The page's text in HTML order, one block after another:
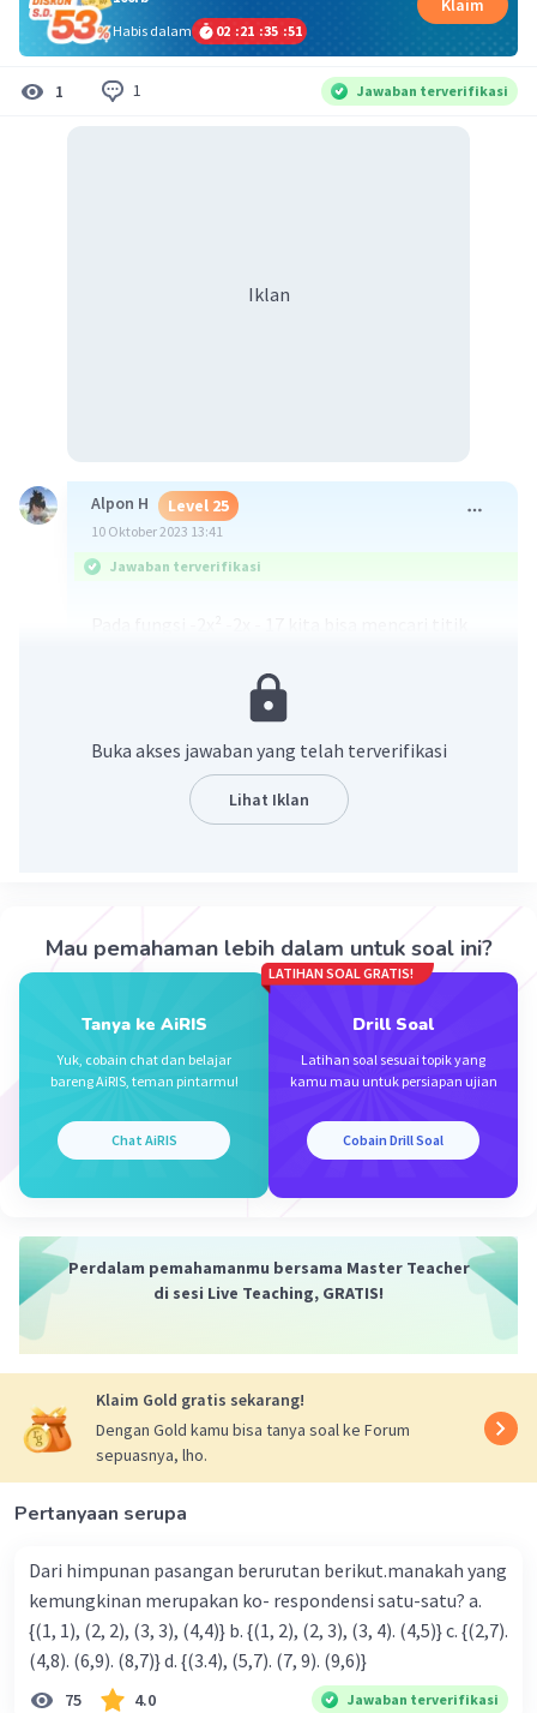
Habis dalam
02 :21 :35 :50
Klaim
1 1 Jawaban terverifikasi
Iklan
Alpon H Level 25
10 Oktober 2023 13:41
Jawaban terverifikasi
akar akar nya (x1 + x2) kemudian kita bagi dengan
dua, alias bisa kita ubah -b/a (-b/a) = x1 +x2 baru
kita bagi 2 jadi -b/2a. Maka menjadi -(-2)/-2.2
alias -1/2, kemudian 1/2 ini kita masukan pada
fungsi kuadrat maka menjadi -2(-1/2)² -2(-1/2) -
17 = -2. 1/4 +1 - 17 = -1/2 - 16 alias -16,5 atau
Buka akses jawaban yang telah terverifikasi
Lihat Iklan
Mau pemahaman lebih dalam untuk soal ini?
Tanya ke AiRIS
Yuk, cobain chat dan belajar
bareng AiRIS, teman pintarmu!
Chat AiRIS
LATIHAN SOAL GRATIS!
Drill Soal
Latihan soal sesuai topik yang
kamu mau untuk persiapan ujian
Cobain Drill Soal
Perdalam pemahamanmu bersama Master Teacher
di sesi Live Teaching, GRATIS!
Klaim Gold gratis sekarang!
Dengan Gold kamu bisa tanya soal ke Forum
sepuasnya, lho.
Pertanyaan serupa
Dari himpunan pasangan berurutan berikut.manakah yang
kemungkinan merupakan ko- respondensi satu-satu? a.
{(1, 1), (2, 2), (3, 3), (4,4)} b. {(1, 2), (2, 3), (3, 4). (4,5)} c. {(2,7).
(4,8). (6,9). (8,7)} d. {(3.4), (5,7). (7, 9). (9,6)}
75 4.0 Jawaban terverifikasi